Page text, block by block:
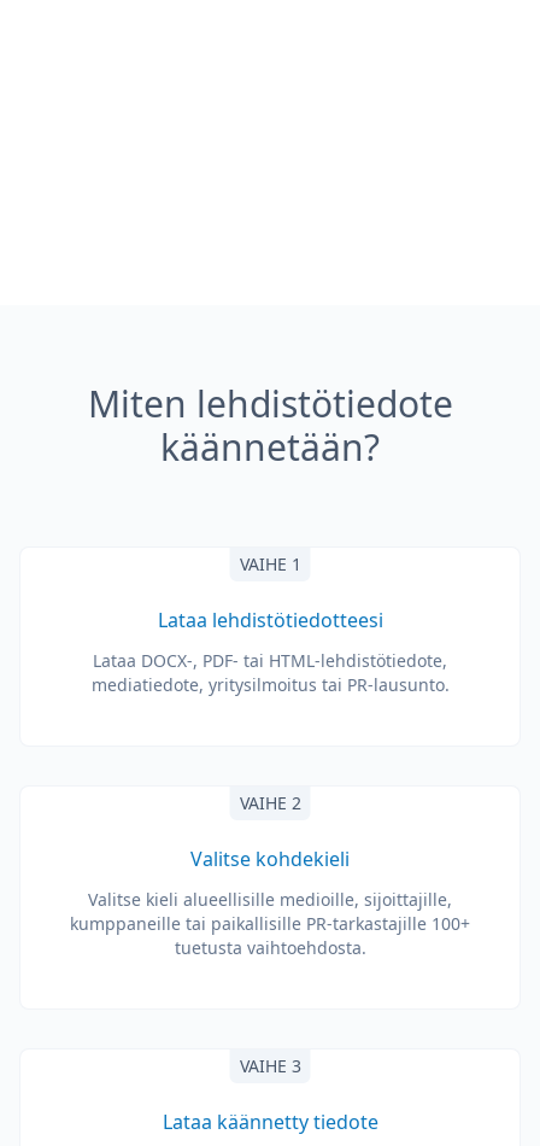
Miten lehdistötiedote
käännetään?
VAIHE 1
Lataa lehdistötiedotteesi
Lataa DOCX-, PDF- tai HTML-lehdistötiedote,
mediatiedote, yritysilmoitus tai PR-lausunto.
VAIHE 2
Valitse kohdekieli
Valitse kieli alueellisille medioille, sijoittajille,
kumppaneille tai paikallisille PR-tarkastajille 100+
tuetusta vaihtoehdosta.
VAIHE 3
Lataa käännetty tiedote